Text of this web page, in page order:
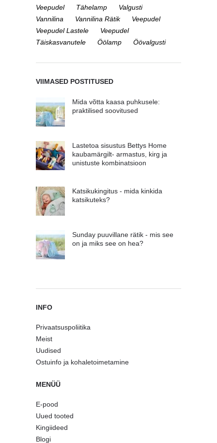
Veepudel
Tähelamp
Valgusti
Vannilina
Vannilina Rätik
Veepudel
Veepudel Lastele
Veepudel
Täiskasvanutele
Öölamp Öövalgusti
VIIMASED POSTITUSED
Mida võtta kaasa puhkusele:
praktilised soovitused
Lastetoa sisustus Bettys Home
kaubamärgilt- armastus, kirg ja
unistuste kombinatsioon
Katsikukingitus - mida kinkida
katsikuteks?
Sunday puuvillane rätik - mis see
on ja miks see on hea?
INFO
Privaatsuspoliitika
Meist
Uudised
Ostuinfo ja kohaletoimetamine
MENÜÜ
E-pood
Uued tooted
Kingiideed
Blogi